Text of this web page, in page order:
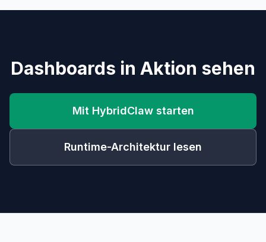
Dashboards in Aktion sehen
Mit HybridClaw starten
Runtime-Architektur lesen